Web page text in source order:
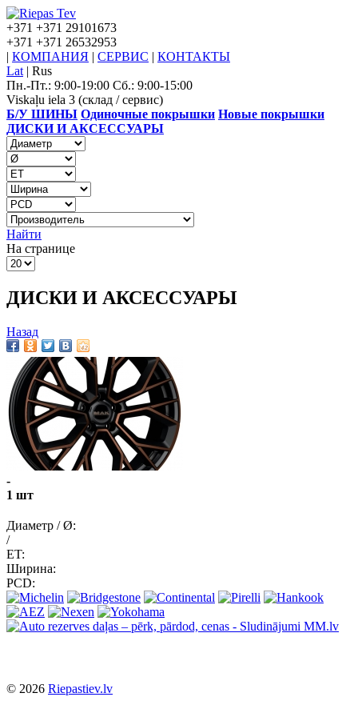
+371 +371 29101673
+371 +371 26532953
| КОМПАНИЯ | СЕРВИС | КОНТАКТЫ
Lat | Rus
Пн.-Пт.: 9:00-19:00 Сб.: 9:00-15:00
Viskaļu iela 3 (склад / сервис)
Б/У ШИНЫ Одиночные покрышки Новые покрышки
ДИСКИ И АКСЕССУАРЫ
Найти
На странице
ДИСКИ И АКСЕССУАРЫ
Назад
-
1 шт
Диаметр / Ø:
/
ET:
Ширина:
PCD:
© 2026 Riepastiev.lv